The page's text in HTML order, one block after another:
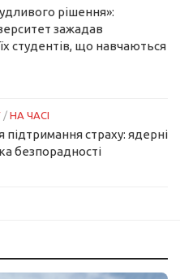
рішення»:
зажадав
студентів, що навчаються
/ НА ЧАСІ
підтримання страху: ядерні
безпорадності